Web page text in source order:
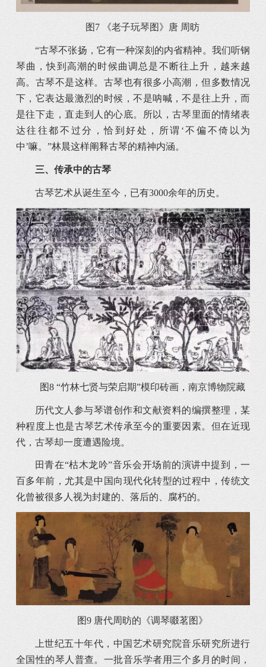
图7 《老子玩琴图》唐 周昉
“古琴不张扬，它有一种深刻的内省精神。我们听钢
琴曲，快到高潮的时候曲调总是不断往上升，越来越
高。古琴不是这样。古琴也有很多小高潮，但多数情况
下，它表达最激烈的时候，不是呐喊，不是往上升，而
是往下走，直走到人的心底。所以，古琴里面的情绪表
达往往都不过分，恰到好处，所谓‘不偏不倚以为
中’嘛。”林晨这样阐释古琴的精神内涵。
三、 传承中的古琴
古琴艺术从诞生至今，已有3000余年的历史。
图8 “竹林七贤与荣启期”模印砖画，南京博物院藏
历代文人参与琴谱创作和文献资料的编撰整理，某
种程度上也是古琴艺术传承至今的重要因素。但在近现
代，古琴却一度遭遇险境。
田青在“枯木龙吟”音乐会开场前的演讲中提到，一
百多年前，尤其是中国向现代化转型的过程中，传统文
化曾被很多人视为封建的、落后的、腐朽的。
图9 唐代周昉的《调琴啜茗图》
上世纪五十年代，中国艺术研究院音乐研究所进行
全国性的琴人普查。一批音乐学者用三个多月的时间，